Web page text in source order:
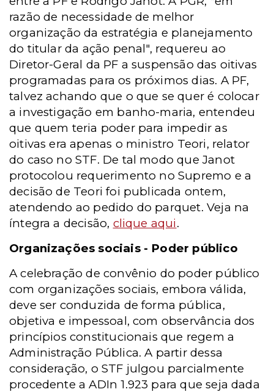
razão de necessidade de melhor
organização da estratégia e planejamento
do titular da ação penal", requereu ao
Diretor-Geral da PF a suspensão das oitivas
programadas para os próximos dias. A PF,
talvez achando que o que se quer é colocar
a investigação em banho-maria, entendeu
que quem teria poder para impedir as
oitivas era apenas o ministro Teori, relator
do caso no STF. De tal modo que Janot
protocolou requerimento no Supremo e a
decisão de Teori foi publicada ontem,
atendendo ao pedido do parquet. Veja na
íntegra a decisão, clique aqui.
Organizações sociais - Poder público
A celebração de convênio do poder público
com organizações sociais, embora válida,
deve ser conduzida de forma pública,
objetiva e impessoal, com observância dos
princípios constitucionais que regem a
Administração Pública. A partir dessa
consideração, o STF julgou parcialmente
procedente a ADIn 1.923 para que seja dada